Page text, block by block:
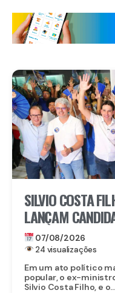
SILVIO COSTA
LANÇAM
ESTADUAL EM
MIGUEL RICARDO
07/08/2026
24 visualizações
Em um ato político
popular, o ex-
Silvio Costa Filho, e o...